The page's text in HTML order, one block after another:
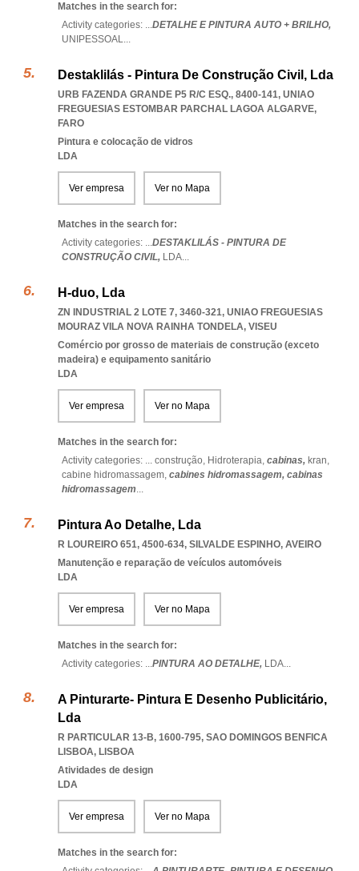
Matches in the search for:
Activity categories: ...DETALHE E PINTURA AUTO + BRILHO,
UNIPESSOAL...
Destaklilás - Pintura De Construção Civil, Lda
URB FAZENDA GRANDE P5 R/C ESQ., 8400-141, UNIAO
FREGUESIAS ESTOMBAR PARCHAL LAGOA ALGARVE,
FARO
Pintura e colocação de vidros
LDA
Ver empresa Ver no Mapa
Matches in the search for:
Activity categories: ...DESTAKLILÁS - PINTURA DE
CONSTRUÇÃO CIVIL, LDA...
H-duo, Lda
ZN INDUSTRIAL 2 LOTE 7, 3460-321, UNIAO FREGUESIAS
MOURAZ VILA NOVA RAINHA TONDELA, VISEU
Comércio por grosso de materiais de construção (exceto
madeira) e equipamento sanitário
LDA
Ver empresa Ver no Mapa
Matches in the search for:
Activity categories: ... construção, Hidroterapia, cabinas, kran,
cabine hidromassagem, cabines hidromassagem, cabinas
hidromassagem...
Pintura Ao Detalhe, Lda
R LOUREIRO 651, 4500-634, SILVALDE ESPINHO, AVEIRO
Manutenção e reparação de veículos automóveis
LDA
Ver empresa Ver no Mapa
Matches in the search for:
Activity categories: ...PINTURA AO DETALHE, LDA...
A Pinturarte- Pintura E Desenho Publicitário,
Lda
R PARTICULAR 13-B, 1600-795, SAO DOMINGOS BENFICA
LISBOA, LISBOA
Atividades de design
LDA
Ver empresa Ver no Mapa
Matches in the search for: